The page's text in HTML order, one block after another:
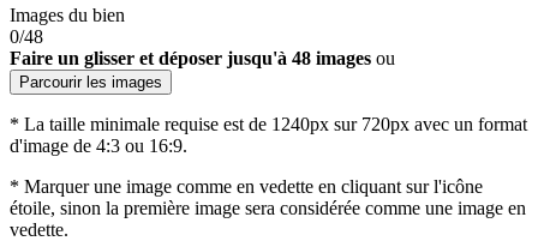
Images du bien
0/48
Faire un glisser et déposer jusqu'à 48 images ou
Parcourir les images
* La taille minimale requise est de 1240px sur 720px avec un format
d'image de 4:3 ou 16:9.
* Marquer une image comme en vedette en cliquant sur l'icône
étoile, sinon la première image sera considérée comme une image en
vedette.